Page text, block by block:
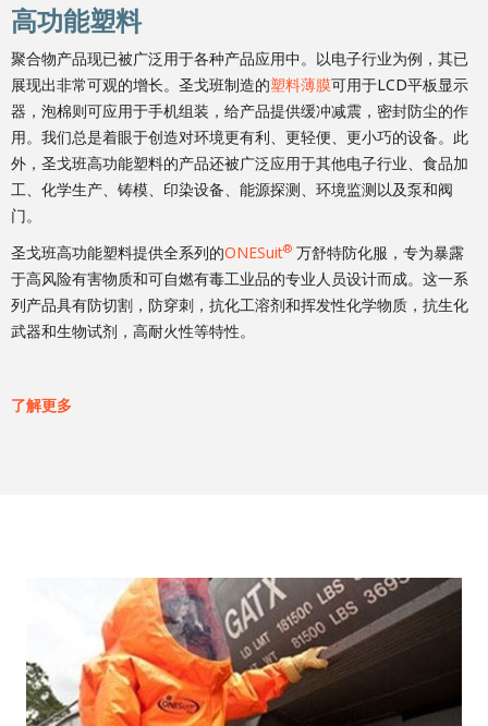
高功能塑料
聚合物产品现已被广泛用于各种产品应用中。以电子行业为例，其已
展现出非常可观的增长。圣戈班制造的塑料薄膜可用于LCD平板显示
器，泡棉则可应用于手机组装，给产品提供缓冲减震，密封防尘的作
用。我们总是着眼于创造对环境更有利、更轻便、更小巧的设备。此
外，圣戈班高功能塑料的产品还被广泛应用于其他电子行业、食品加
工、化学生产、铸模、印染设备、能源探测、环境监测以及泵和阀
门。
圣戈班高功能塑料提供全系列的ONESuit® 万舒特防化服，专为暴露
于高风险有害物质和可自燃有毒工业品的专业人员设计而成。这一系
列产品具有防切割，防穿刺，抗化工溶剂和挥发性化学物质，抗生化
武器和生物试剂，高耐火性等特性。
了解更多